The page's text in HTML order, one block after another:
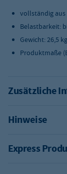
vollständig aus
Belastbarkeit:
Gewicht: 26,5 kg
Produktmaße
Zusätzliche
Hinweise
Express